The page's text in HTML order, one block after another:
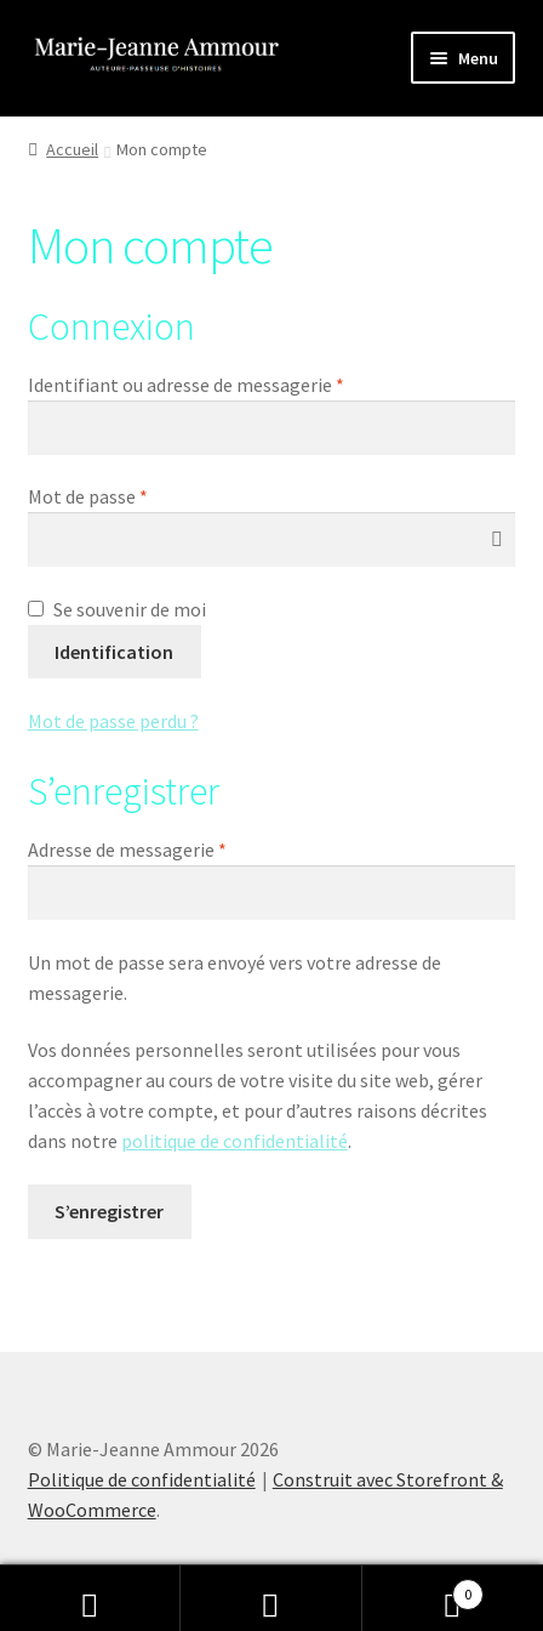
Aller
Aller
Menu
Accueil
Boutique
Conditions générales de vente
Mon compte
Politique de confidentialité
Accueil Mon compte
Mon compte
Connexion
Identifiant ou adresse de messagerie *
Mot de passe *
Se souvenir de moi
Identification
Mot de passe perdu ?
S’enregistrer
Adresse de messagerie *
Un mot de passe sera envoyé vers votre adresse de
messagerie.
Vos données personnelles seront utilisées pour vous
accompagner au cours de votre visite du site web, gérer
l’accès à votre compte, et pour d’autres raisons décrites
dans notre politique de confidentialité.
S’enregistrer
© Marie-Jeanne Ammour 2026
Politique de confidentialité
Construit avec Storefront &
WooCommerce.
Recherche
Recherche
0